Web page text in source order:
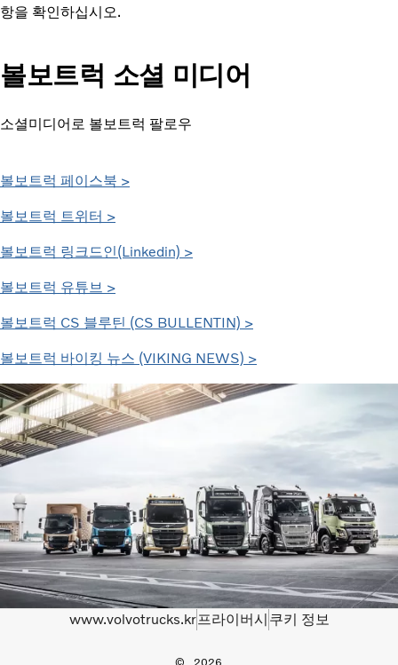
항을 확인하십시오.
볼보트럭 소셜 미디어
소셜미디어로 볼보트럭 팔로우
볼보트럭 페이스북 >
볼보트럭 트위터 >
볼보트럭 링크드인(Linkedin) >
볼보트럭 유튜브 >
볼보트럭 CS 블루틴 (CS BULLENTIN) >
볼보트럭 바이킹 뉴스 (VIKING NEWS) >
www.volvotrucks.kr프라이버시 쿠키 정보